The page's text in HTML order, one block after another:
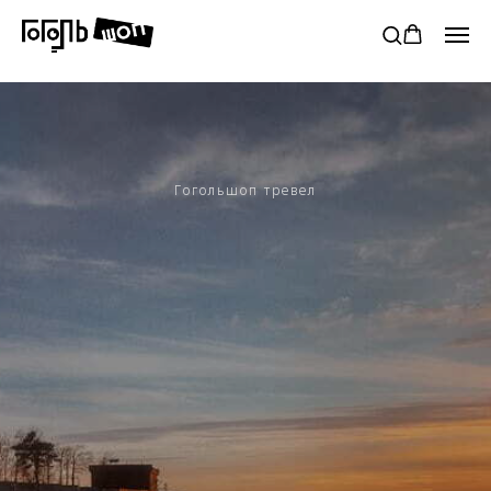
5000₽ Бесплатная доставка в пункты Сдек РФ при заказе от
Гогольшоп тревел